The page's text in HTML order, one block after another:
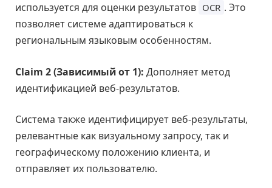
используется для оценки результатов OCR . Это
позволяет системе адаптироваться к
региональным языковым особенностям.
Claim 2 (Зависимый от 1): Дополняет метод
идентификацией веб-результатов.
Система также идентифицирует веб-результаты,
релевантные как визуальному запросу, так и
географическому положению клиента, и
отправляет их пользователю.